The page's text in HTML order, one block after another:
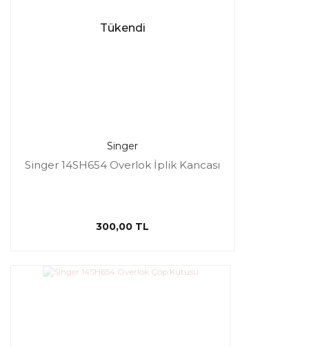
Tükendi
Singer
Singer 14SH654 Overlok İplik Kancası
300,00 TL